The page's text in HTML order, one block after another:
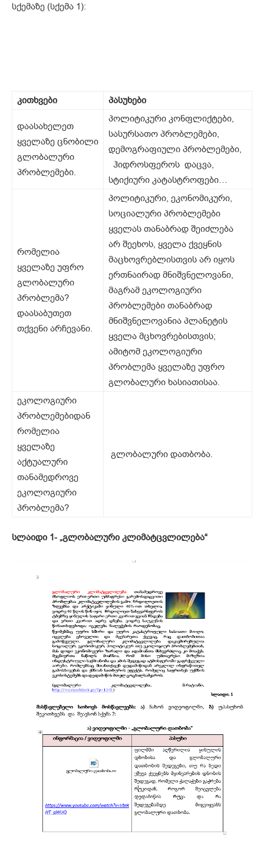
სქემაზე (სქემა 1):
კითხვები პასუხები
დაასახელეთ
ყველაზე ცნობილი
გლობალური
პრობლემები.
პოლიტიკური კონფლიქტები,
სასურსათო პრობლემები,
დემოგრაფიული პრობლემები,
ჰიდროსფეროს დაცვა,
სტიქიური კატასტროფები…
რომელია
ყველაზე უფრო
გლობალური
პრობლემა?
დაასაბუთეთ
თქვენი არჩევანი.
პოლიტიკური, ეკონომიკური,
სოციალური პრობლემები
ყველას თანაბრად შეიძლება
არ შეეხოს, ყველა ქვეყნის
მაცხოვრებლისთვის არ იყოს
ერთნაირად მნიშვნელოვანი,
მაგრამ ეკოლოგიური
პრობლემები თანაბრად
მნიშვნელოვანია პლანეტის
ყველა მცხოვრებისთვის;
ამიტომ ეკოლოგიური
პრობლემა ყველაზე უფრო
გლობალური ხასიათისაა.
ეკოლოგიური
პრობლემებიდან
რომელია
ყველაზე
აქტუალური
თანამედროვე
ეკოლოგიური
პრობლემა?
გლობალური დათბობა.
სლაიდი 1- „გლობალური კლიმატცვლილება“